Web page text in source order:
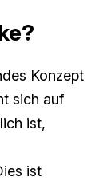
Konzept
sich auf
ist,
ist